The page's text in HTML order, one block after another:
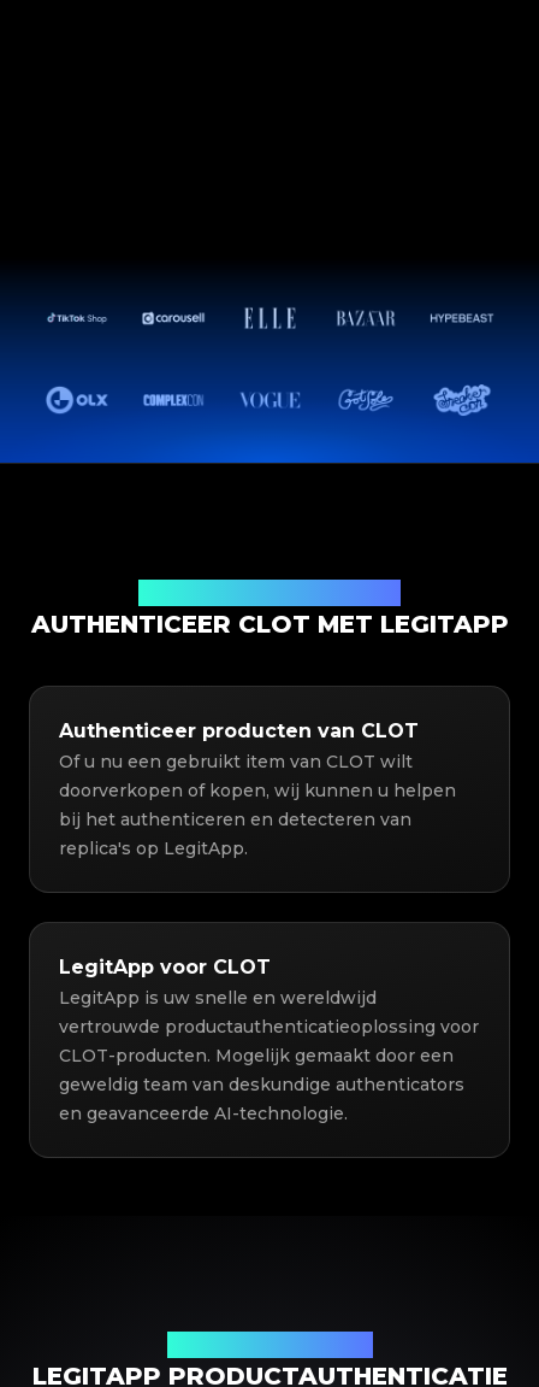
AUTHENTICEER CLOT MET LEGITAPP
Authenticeer producten van CLOT
Of u nu een gebruikt item van CLOT wilt
doorverkopen of kopen, wij kunnen u helpen
bij het authenticeren en detecteren van
replica's op LegitApp.
LegitApp voor CLOT
LegitApp is uw snelle en wereldwijd
vertrouwde productauthenticatieoplossing voor
CLOT-producten. Mogelijk gemaakt door een
geweldig team van deskundige authenticators
en geavanceerde AI-technologie.
LEGITAPP PRODUCTAUTHENTICATIE